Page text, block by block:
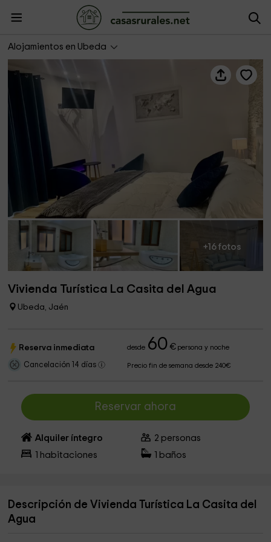
Alojamientos en Ubeda
Vivienda Turística La Casita del Agua
+16 fotos
Vivienda Turística La Casita del Agua
Ubeda, Jaén
Reserva inmediata desde 60 €persona y noche
Cancelación 14 días Precio fin de semana desde 240€
Reservar ahora
Alquiler íntegro 2 personas
habitaciones baños
Descripción de Vivienda Turística La Casita del
Agua